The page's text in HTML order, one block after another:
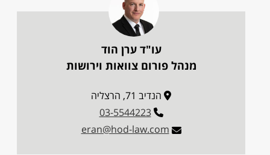
עו"ד ערן הוד
מנהל פורום צוואות וירושות
הנדיב 71, הרצליה
03-5544223
eran@hod-law.com